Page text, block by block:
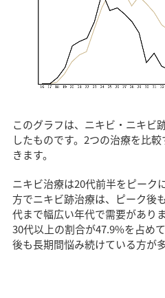
このグラフは、ニキビ・ニキビ
したものです。2つの治療を比
きます。
ニキビ治療は20代前半をピーク
方でニキビ跡治療は、ピーク後
代まで幅広い年代で需要があり
30代以上の割合が47.9%を占め
後も長期間悩み続けている方が